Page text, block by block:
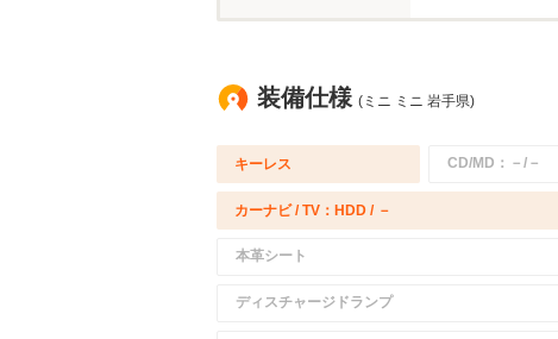
装備仕様 (ミニ ミニ 岩手県)
キーレス CD/MD：－/－
カーナビ / TV：HDD / －
本革シート
ディスチャージドランプ